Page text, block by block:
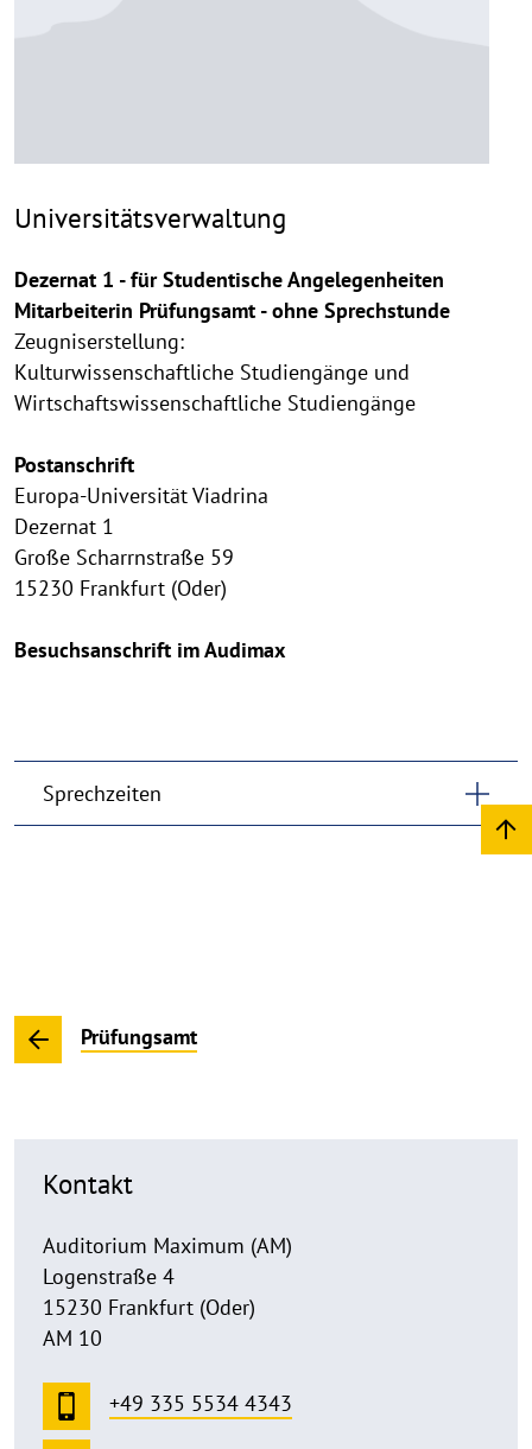
Universitätsverwaltung
Dezernat 1 - für Studentische Angelegenheiten
Mitarbeiterin Prüfungsamt - ohne Sprechstunde
Zeugniserstellung:
Kulturwissenschaftliche Studiengänge und
Wirtschaftswissenschaftliche Studiengänge
Postanschrift
Europa-Universität Viadrina
Dezernat 1
Große Scharrnstraße 59
15230 Frankfurt (Oder)
Besuchsanschrift im Audimax
Sprechzeiten
Prüfungsamt
Kontakt
Auditorium Maximum (AM)
Logenstraße 4
15230 Frankfurt (Oder)
AM 10
+49 335 5534 4343